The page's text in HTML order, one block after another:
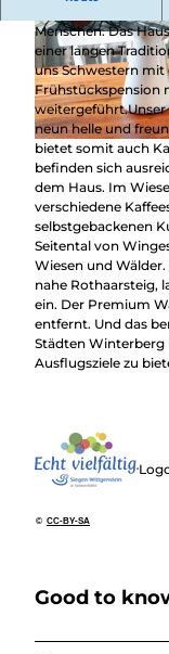
© Tina Scheffler, Tina Scheffler
© Lisa Belz, Forellenhof Wald-
Menschen. Das
einer langen
uns Schwestern mit
Frühstückspension
neun helle und
bietet somit auch
befinden sich
dem Haus. Im
verschiedene
selbstgebackenen
Seitental von
Wiesen und
nahe Rothaarsteig,
ein. Der Premium
entfernt. Und das
Städten Winterberg
Ausflugsziele zu
© CC-BY-SA
Good to